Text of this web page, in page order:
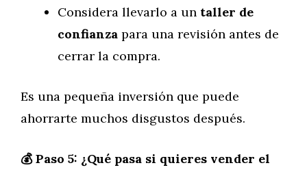
Considera llevarlo a un taller de
confianza para una revisión antes de
cerrar la compra.
Es una pequeña inversión que puede
ahorrarte muchos disgustos después.
💰 Paso 5: ¿Qué pasa si quieres vender el